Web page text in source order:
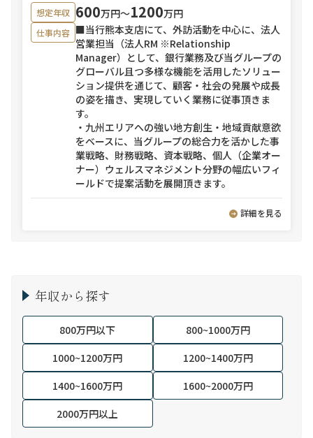
想定年収 600万円〜1200万円
仕事内容 ■当行熊本支店にて、外訪活動を中心に、法人
営業担当（法人RM ※Relationship
Manager）として、銀行業務及び当グループの
グローバル且つ多様な機能を活用したソリュー
ション提供を通じて、顧客・社会の発展や成長
の姿を描き、実現していく業務に従事頂きま
す。
・九州エリアへの強い地方創生・地域貢献意欲
をベースに、当グループの総合力を活かした事
業戦略、財務戦略、資本戦略、個人（企業オー
ナー）ウェルスマネジメント分野の幅広いフィ
ールドで提案活動を展開頂きます。
詳細を見る
年収から探す
800万円以下
800~1000万円
1000~1200万円
1200~1400万円
1400~1600万円
1600~2000万円
2000万円以上